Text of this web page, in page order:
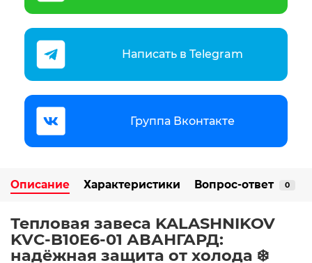
Написать в Telegram
Группа Вконтакте
Описание Характеристики Вопрос-ответ 0
Тепловая завеса KALASHNIKOV
KVС-B10E6-01 АВАНГАРД:
надёжная защита от холода ❄️